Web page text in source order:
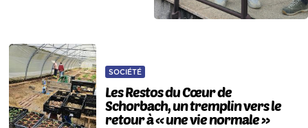
SOCIÉTÉ
Les Restos du Cœur de
Schorbach, un tremplin vers le
retour à « une vie normale »